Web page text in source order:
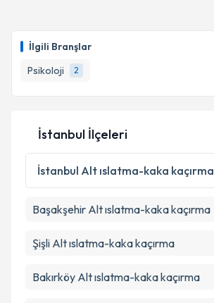
İlgili Branşlar
Psikoloji
2
İstanbul İlçeleri
İstanbul Alt ıslatma-kaka kaçırma
Başakşehir Alt ıslatma-kaka kaçırma
Şişli Alt ıslatma-kaka kaçırma
Bakırköy Alt ıslatma-kaka kaçırma